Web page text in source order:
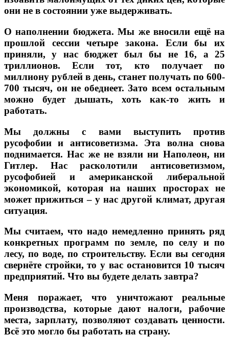
они не в состоянии уже выдерживать.
О наполнении бюджета. Мы же вносили ещё на
прошлой сессии четыре закона. Если бы их
приняли, у нас бюджет был бы не 16, а 25
триллионов. Если тот, кто получает по
миллиону рублей в день, станет получать по 600-
700 тысяч, он не обеднеет. Зато всем остальным
можно будет дышать, хоть как-то жить и
работать.
Мы должны с вами выступить против
русофобии и антисоветизма. Эта волна снова
поднимается. Нас же не взяли ни Наполеон, ни
Гитлер. Нас расколотили антисоветизмом,
русофобией и американской либеральной
экономикой, которая на наших просторах не
может прижиться – у нас другой климат, другая
ситуация.
Мы считаем, что надо немедленно принять ряд
конкретных программ по земле, по селу и по
лесу, по воде, по строительству. Если вы сегодня
свернёте стройки, то у вас остановится 10 тысяч
предприятий. Что вы будете делать завтра?
Меня поражает, что уничтожают реальные
производства, которые дают налоги, рабочие
места, зарплату, позволяют создавать ценности.
Всё это могло бы работать на страну.